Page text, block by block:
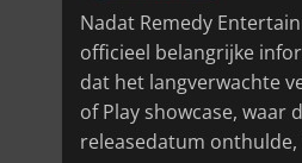
Nadat Remedy
officieel belangrijke
dat het langverwachte
of Play showcase,
releasedatum